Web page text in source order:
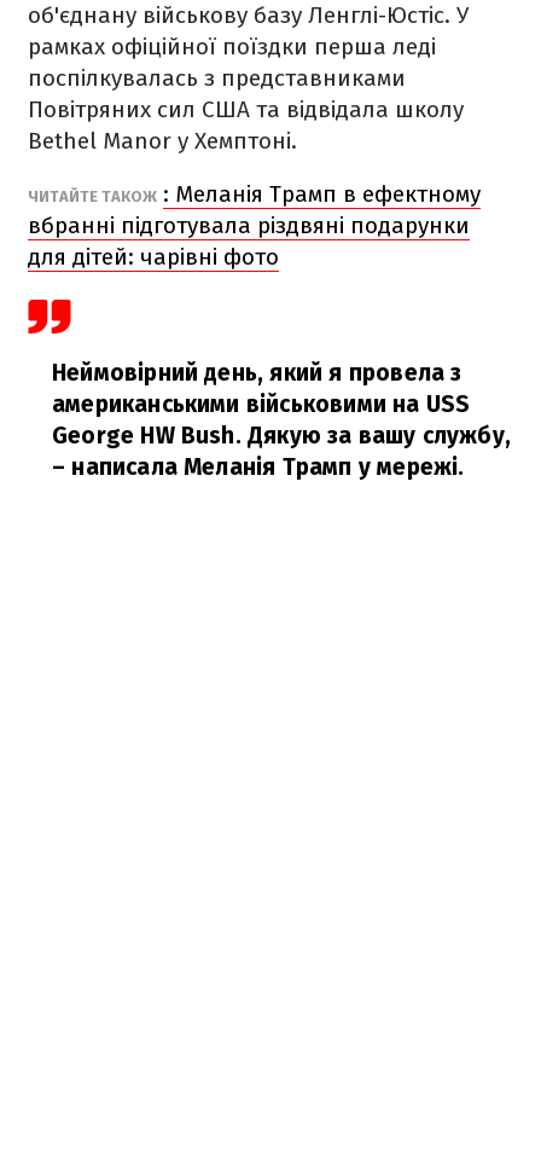
об'єднану військову базу Ленглі-Юстіс. У
рамках офіційної поїздки перша леді
поспілкувалась з представниками
Повітряних сил США та відвідала школу
Bethel Manor у Хемптоні.
ЧИТАЙТЕ ТАКОЖ : Меланія Трамп в ефектному
вбранні підготувала різдвяні подарунки
для дітей: чарівні фото
Неймовірний день, який я провела з
американськими військовими на USS
George HW Bush. Дякую за вашу службу,
– написала Меланія Трамп у мережі.